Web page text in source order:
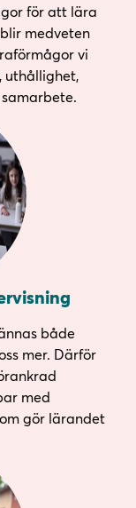
för att lära
medveten
vi
uthållighet,
både
mer. Därför
med
gör lärandet